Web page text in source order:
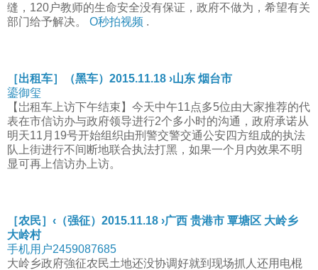
缝，120户教师的生命安全没有保证，政府不做为，希望有关
部门给予解决。 O秒拍视频 .
［出租车］（黑车）2015.11.18 ›山东 烟台市
鎏御玺
【岀租车上访下午结束】今天中午11点多5位由大家推荐的代
表在市信访办与政府领导进行2个多小时的沟通，政府承诺从
明天11月19号开始组织由刑警交警交通公安四方组成的执法
队上街进行不间断地联合执法打黑，如果一个月内效果不明
显可再上信访办上访。
［农民］‹（强征）2015.11.18 ›广西 贵港市 覃塘区 大岭乡
大岭村
手机用户2459087685
大岭乡政府強征农民土地还没协调好就到现场抓人还用电棍